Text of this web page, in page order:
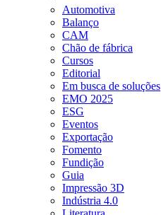
Automotiva
Balanço
CAM
Chão de fábrica
Cursos
Editorial
Em busca de soluções
EMO 2025
ESG
Eventos
Exportação
Fomento
Fundição
Guia
Impressão 3D
Indústria 4.0